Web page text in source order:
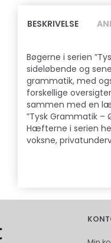
BESKRIVELSE
Bøgerne i serien
sideløbende og
grammatik, med
forskellige
sammen med en
”Tysk Grammatik
Hæfterne i serien
voksne,